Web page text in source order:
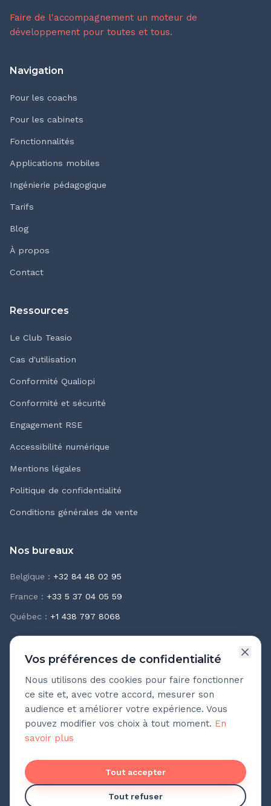
Faire de l'accompagnement un moteur de
développement pour toutes et tous.
Navigation
Pour les coachs
Pour les cabinets
Fonctionnalités
Applications mobiles
Ingénierie pédagogique
Tarifs
Blog
À propos
Contact
Ressources
Le Club Teasio
Cas d'utilisation
Conformité Qualiopi
Conformité et sécurité
Engagement RSE
Accessibilité numérique
Mentions légales
Politique de confidentialité
Conditions générales de vente
Nos bureaux
Belgique : +32 84 48 02 95
France : +33 5 37 04 05 59
Québec : +1 438 797 8068
Newsletter Teasio
Recevez chaque mois nos meilleures pratiques
d'accompagnement.
Adresse e-mail
Pas de spam. Désinscription en un clic.
Vos préférences de confidentialité
Nous utilisons des cookies pour faire fonctionner
ce site et, avec votre accord, mesurer son
audience et améliorer votre expérience. Vous
pouvez modifier vos choix à tout moment. En
savoir plus
Tout accepter
Tout refuser